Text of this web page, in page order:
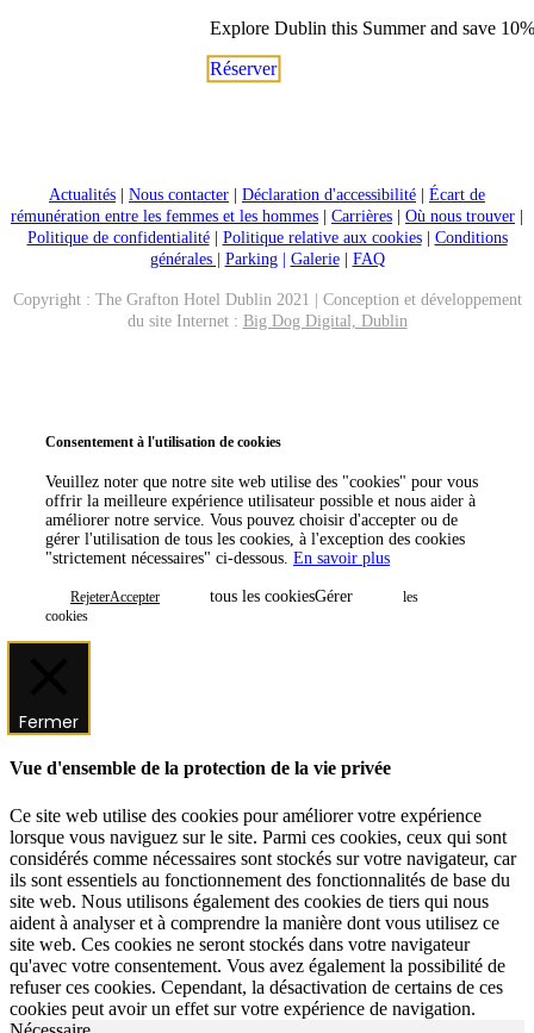
Explore Dublin this Summer and save
Réserver
Actualités Nous contacter Déclaration d'accessibilité
Écart de
rémunération entre les femmes et les hommes
Carrières Où nous trouver
Politique de confidentialité| Politique relative aux cookies| Conditions
générales |
Parking Galerie| FAQ
Copyright : The Grafton Hotel Dublin 2021 | Conception et développement
du site Internet : Big Dog Digital, Dublin
Consentement à l'utilisation de cookies
Veuillez noter que notre site web utilise des "cookies" pour vous
offrir la meilleure expérience utilisateur possible et nous aider à
améliorer notre service. Vous pouvez choisir d'accepter ou de
gérer l'utilisation de tous les cookies, à l'exception des cookies
"strictement nécessaires" ci-dessous. En savoir plus
RejeterAccepter tous les cookiesGérer
les
cookies
Fermer
Vue d'ensemble de la protection de la vie privée
Ce site web utilise des cookies pour améliorer votre expérience
lorsque vous naviguez sur le site. Parmi ces cookies, ceux qui sont
considérés comme nécessaires sont stockés sur votre navigateur, car
ils sont essentiels au fonctionnement des fonctionnalités de base du
site web. Nous utilisons également des cookies de tiers qui nous
aident à analyser et à comprendre la manière dont vous utilisez ce
site web. Ces cookies ne seront stockés dans votre navigateur
qu'avec votre consentement. Vous avez également la possibilité de
refuser ces cookies. Cependant, la désactivation de certains de ces
cookies peut avoir un effet sur votre expérience de navigation.